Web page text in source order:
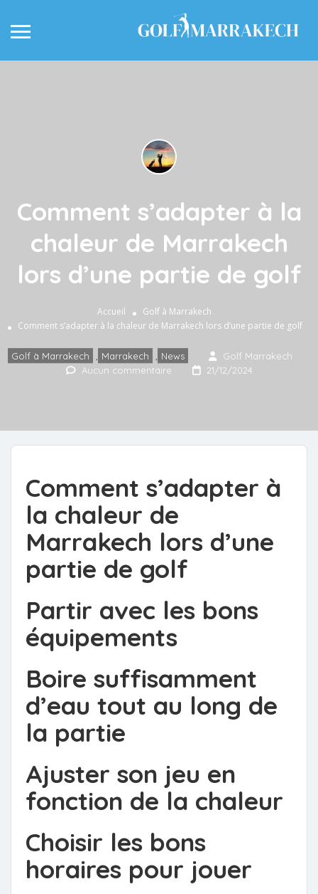
Comment s’adapter à la
chaleur de Marrakech
lors d’une partie de golf
Accueil
Golf à Marrakech
Comment s’adapter à la chaleur de Marrakech lors d’une partie de golf
Golf à Marrakech , Marrakech , News
Golf Marrakech
Aucun commentaire
21/12/2024
Comment s’adapter à
la chaleur de
Marrakech lors d’une
partie de golf
Partir avec les bons
équipements
Boire suffisamment
d’eau tout au long de
la partie
Ajuster son jeu en
fonction de la chaleur
Choisir les bons
horaires pour jouer